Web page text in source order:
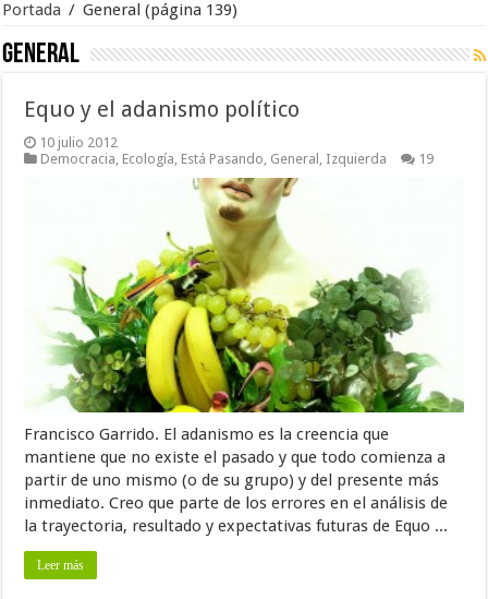
Portada / General (página 139)
General
Equo y el adanismo político
10 julio 2012
Democracia, Ecología, Está Pasando, General , Izquierda 19
Francisco Garrido. El adanismo es la creencia que
mantiene que no existe el pasado y que todo comienza a
partir de uno mismo (o de su grupo) y del presente más
inmediato. Creo que parte de los errores en el análisis de
la trayectoria, resultado y expectativas futuras de Equo ...
Leer más